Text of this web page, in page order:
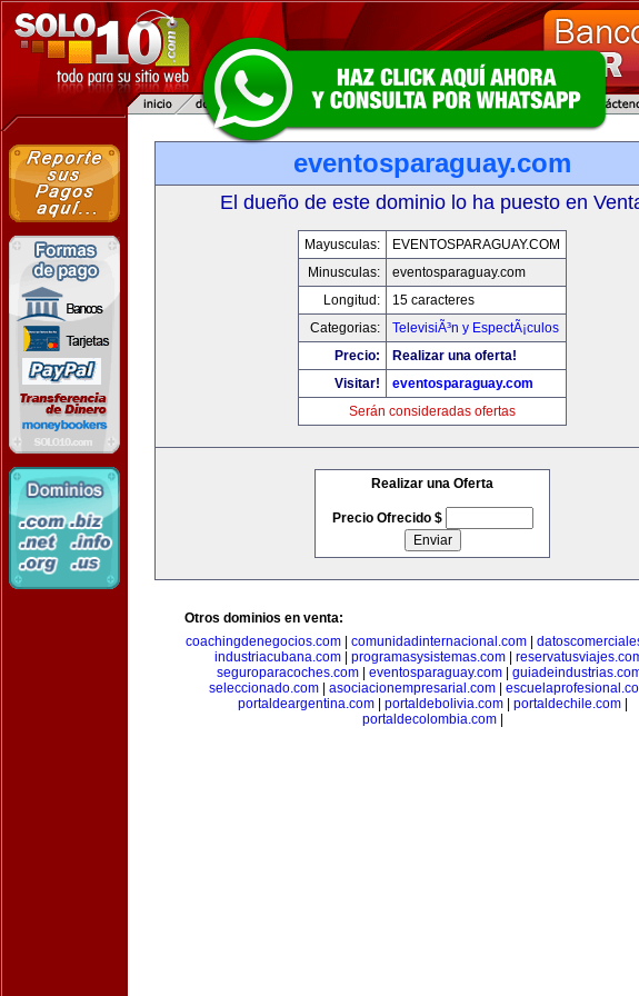
eventosparaguay.com
El dueño de este dominio lo ha puesto en
Mayusculas:
EVENTOSPARAGUAY.COM
Minusculas:
eventosparaguay.com
Longitud:
15 caracteres
Categorias:
TelevisiÃ³n y EspectÃ¡culos
Precio:
Realizar una oferta!
Visitar!
eventosparaguay.com
Serán consideradas ofertas
Realizar una Oferta
Precio Ofrecido $
Otros dominios en venta:
coachingdenegocios.com
comunidadinternacional.com
industriacubana.com
programasysistemas.com
seguroparacoches.com| eventosparaguay.com|
seleccionado.com| asociacionempresarial.com|
portaldeargentina.com| portaldebolivia.com| portaldechile.com|
portaldecolombia.com|